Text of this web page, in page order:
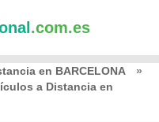
.com.es
en BARCELONA
»
a Distancia en